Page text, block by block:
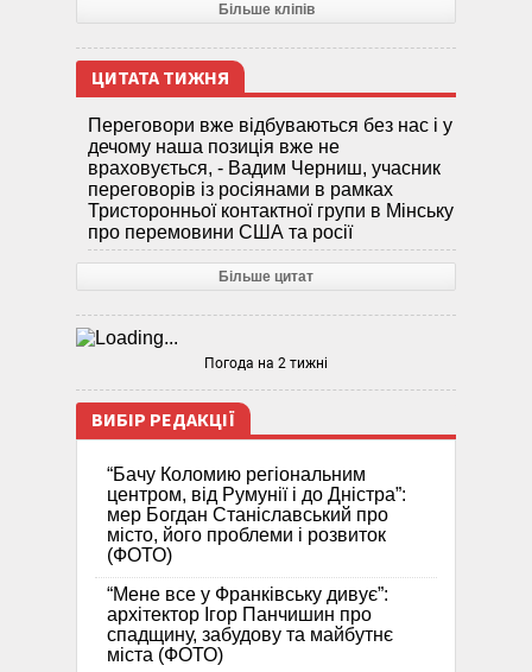
Більше кліпів
ЦИТАТА ТИЖНЯ
Переговори вже відбуваються без нас і у
дечому наша позиція вже не
враховується, - Вадим Черниш, учасник
переговорів із росіянами в рамках
Тристоронньої контактної групи в Мінську
про перемовини США та росії
Більше цитат
Погода на 2 тижні
ВИБІР РЕДАКЦІЇ
“Бачу Коломию регіональним
центром, від Румунії і до Дністра”:
мер Богдан Станіславський про
місто, його проблеми і розвиток
(ФОТО)
“Мене все у Франківську дивує”:
архітектор Ігор Панчишин про
спадщину, забудову та майбутнє
міста (ФОТО)